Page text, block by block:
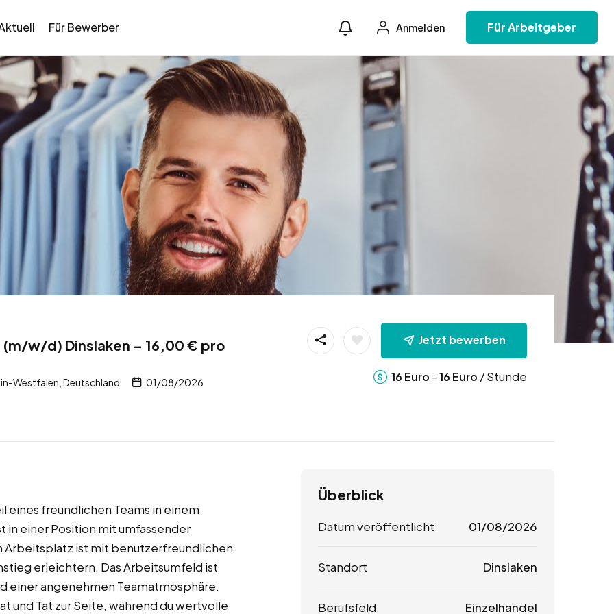
Für Bewerber Anmelden Für Arbeitgeber
w/d) Dinslaken – 16,00 € pro
Westfalen, Deutschland 01/08/2026
Jetzt bewerben
16 Euro -16 Euro / Stunde
eines freundlichen Teams in einem
einer Position mit umfassender
Arbeitsplatz ist mit benutzerfreundlichen
erleichtern. Das Arbeitsumfeld ist
einer angenehmen Teamatmosphäre.
und Tat zur Seite, während du wertvolle
Überblick
Datum veröffentlicht 01/08/2026
Standort Dinslaken
Berufsfeld Einzelhandel